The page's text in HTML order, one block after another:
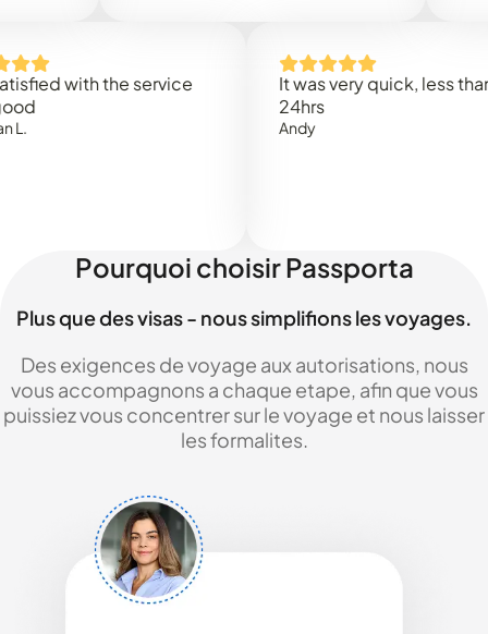
with the service
It was very quick, less than
Pourquoi choisir Passporta
Plus que des visas - nous simplifions les voyages.
Des exigences de voyage aux autorisations, nous
vous accompagnons a chaque etape, afin que vous
puissiez vous concentrer sur le voyage et nous laisser
les formalites.